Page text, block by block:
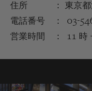
住所 ： 東京都
電話番号 ：
03-
営業時間 ：
11 時